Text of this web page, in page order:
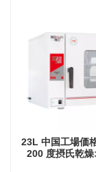
23L 中国工場価
200 度摂氏乾